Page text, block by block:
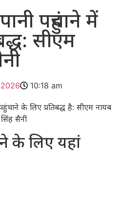
पहुंचाने में
सीएम
10:18 am
के लिए यहां